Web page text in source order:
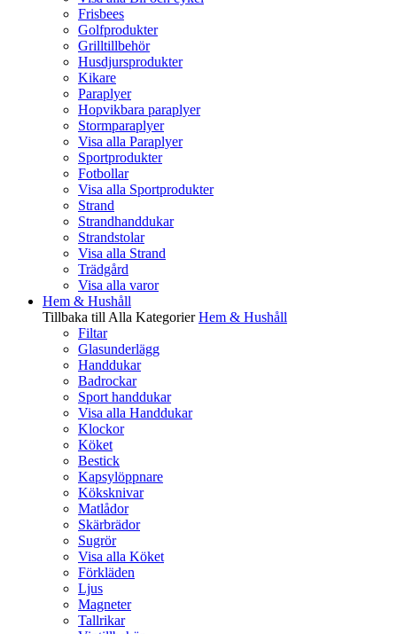
Frisbees
Golfprodukter
Grilltillbehör
Husdjursprodukter
Kikare
Paraplyer
Hopvikbara paraplyer
Stormparaplyer
Visa alla Paraplyer
Sportprodukter
Fotbollar
Visa alla Sportprodukter
Strand
Strandhanddukar
Strandstolar
Visa alla Strand
Trädgård
Visa alla varor
Hem & Hushåll
Tillbaka till Alla Kategorier Hem & Hushåll
Filtar
Glasunderlägg
Handdukar
Badrockar
Sport handdukar
Visa alla Handdukar
Klockor
Köket
Bestick
Kapsylöppnare
Köksknivar
Matlådor
Skärbrädor
Sugrör
Visa alla Köket
Förkläden
Ljus
Magneter
Tallrikar